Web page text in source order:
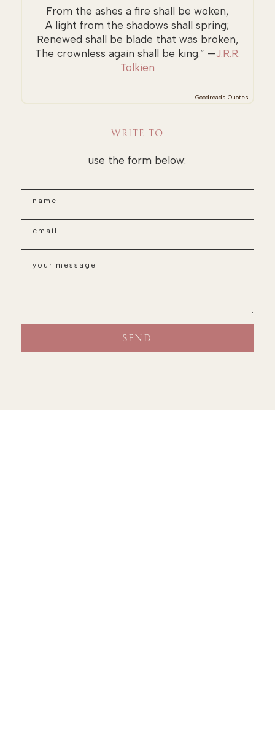
From the ashes a fire shall be woken,
A light from the shadows shall spring;
Renewed shall be blade that was broken,
The crownless again shall be king.” —J.R.R.
Tolkien
Goodreads Quotes
WRITE TO
use the form below: